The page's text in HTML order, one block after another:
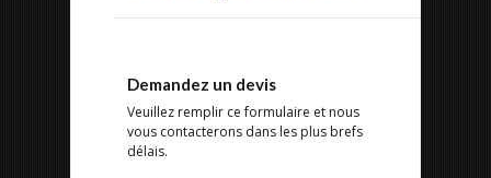
Demandez un devis
Veuillez remplir ce formulaire et nous
vous contacterons dans les plus brefs
délais.